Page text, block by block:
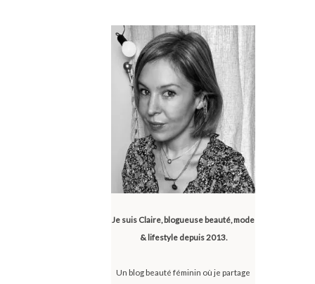
Je suis Claire, blogueuse beauté, mode
& lifestyle depuis 2013.
Un blog beauté féminin où je partage